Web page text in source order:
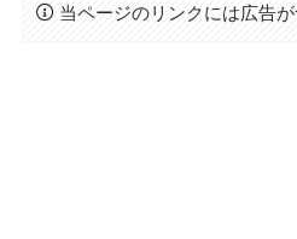
当ページのリンクには広告が